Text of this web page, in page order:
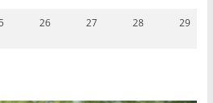
26 27 28 29